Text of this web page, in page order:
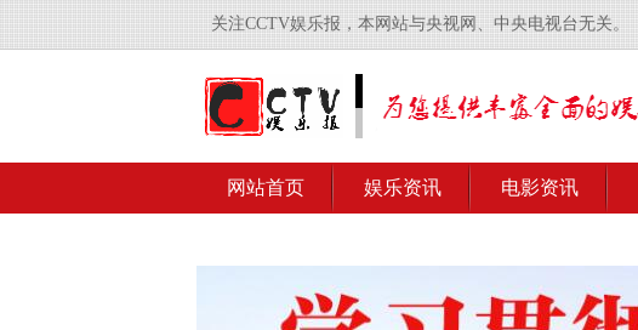
关注CCTV娱乐报，本网站与央视网、中央电视台无关。
网站首页 娱乐资讯 电影资讯